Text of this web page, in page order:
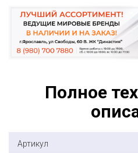
Полное
Артикул